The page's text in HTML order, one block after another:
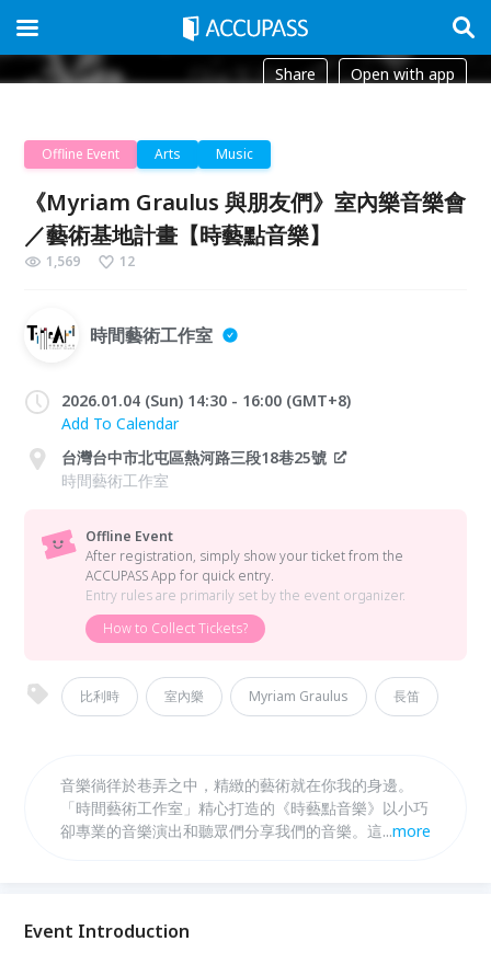
Share Open with app
Offline Event Arts Music
《Myriam Graulus 與朋友們》室內樂音樂會
／藝術基地計畫【時藝點音樂】
1,569 12
時間藝術工作室
2026.01.04 (Sun) 14:30 - 16:00 (GMT+8)
Add To Calendar
台灣台中市北屯區熱河路三段18巷25號
時間藝術工作室
Offline Event
After registration, simply show your ticket from the
ACCUPASS App for quick entry.
Entry rules are primarily set by the event organizer.
How to Collect Tickets?
比利時 室內樂 Myriam Graulus 長笛
音樂徜徉於巷弄之中，精緻的藝術就在你我的身邊。
「時間藝術工作室」精心打造的《時藝點音樂》以小巧
卻專業的音樂演出和聽眾們分享我們的音樂。這次我們
本場音樂會的曲目從巴洛克時期的 C.P.E. 巴赫、泰雷曼
...more
Event Introduction